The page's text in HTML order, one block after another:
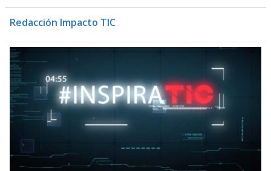
Redacción Impacto TIC